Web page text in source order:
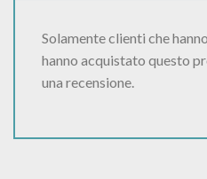
Solamente clienti che
hanno acquistato questo
una recensione.